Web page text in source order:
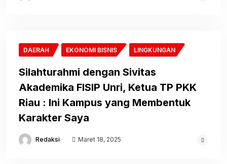
DAERAH EKONOMI BISNIS LINGKUNGAN
Silahturahmi dengan Sivitas
Akademika FISIP Unri, Ketua TP PKK
Riau : Ini Kampus yang Membentuk
Karakter Saya
Redaksi Maret 18, 2025